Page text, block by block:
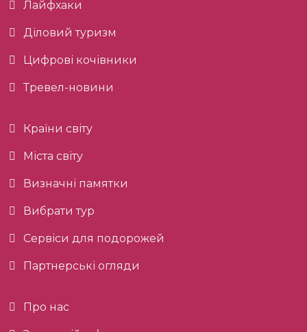
Лайфхаки
Діловий туризм
Цифрові кочівники
Тревел-новини
Країни світу
Міста світу
Визначні памятки
Вибрати тур
Сервіси для подорожей
Партнерські огляди
Про нас